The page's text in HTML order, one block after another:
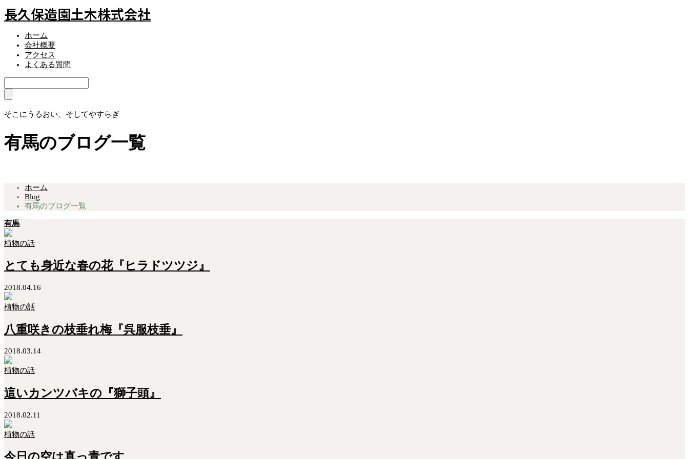
長久保造園土木株式会社
ホーム
会社概要
アクセス
よくある質問
そこにうるおい、そしてやすらぎ
有馬のブログ一覧
ホーム
Blog
有馬のブログ一覧
有馬
植物の話
とても身近な春の花『ヒラドツツジ』
2018.04.16
植物の話
八重咲きの枝垂れ梅『呉服枝垂』
2018.03.14
植物の話
這いカンツバキの『獅子頭』
2018.02.11
植物の話